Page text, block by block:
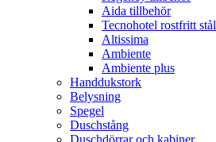
Aida tillbehör
Tecnohotel rostfritt stål
Altissima
Ambiente
Ambiente plus
Handdukstork
Belysning
Spegel
Duschstång
Duschdörrar och kabiner